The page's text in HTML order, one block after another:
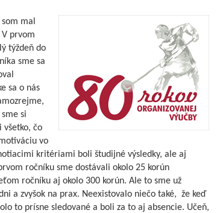
mal
V prvom
týždeň do
sme sa
sa o nás
si
všetko, čo
vo
kritériami boli študijné výsledky, ale aj
ročníku sme dostávali okolo 25 korún
ročníku aj okolo 300 korún. Ale to sme už
a zvyšok na prax. Neexistovalo niečo také, že keď
to prísne sledované a boli za to aj absencie. Učeň,